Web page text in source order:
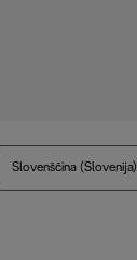
Slovenščina (Slovenija)